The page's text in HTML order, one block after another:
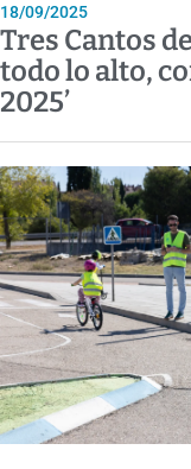
18/09/2025
Tres Cantos
todo lo alto,
2025’